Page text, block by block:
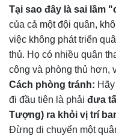
Tại sao đây là sai lầm
của cả một đội quân,
việc không phát triển
thủ. Họ có nhiều quân
công và phòng thủ hơn,
Cách phòng tránh:
đi đầu tiên là phải đưa
Tượng) ra khỏi vị trí
Đừng di chuyển một